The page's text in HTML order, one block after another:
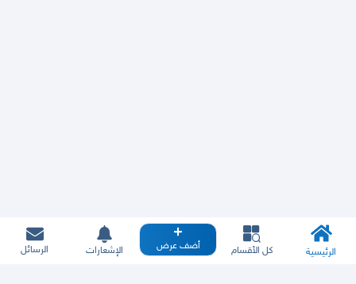
الرئيسية كل الأقسام أضف عرض الإشعارات الرسائل